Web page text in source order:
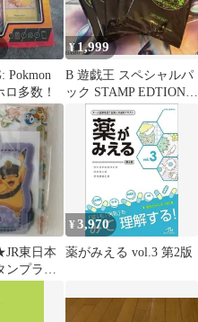
Pokmon
多数！
¥1,999
B 遊戯王 スペシャルパ
ック STAMP EDTION
新品未開封 5パック
東日本
ンプラリ
ャル版ス
¥3,970
薬がみえる vol.3 第2版